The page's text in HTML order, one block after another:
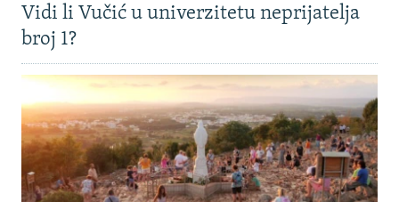
Vidi li Vučić u univerzitetu neprijatelja
broj 1?